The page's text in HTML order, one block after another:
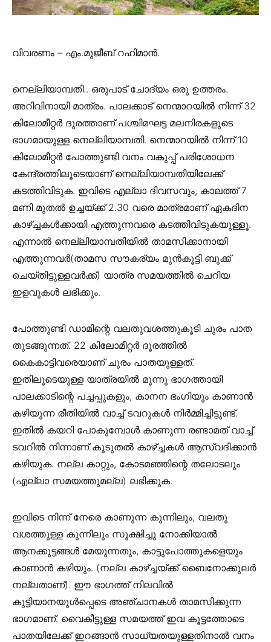
വിവരണം – എം.മുജീബ് റഹിമാൻ.
നെല്ലിയാമ്പതി.. ഒരുപാട് ചോദ്യം ഒരു ഉത്തരം.
അറിവിനായി മാത്രം. പാലക്കാട് നെന്മാറയില്‍ നിന്ന് 32
കിലോമീറ്റര്‍ ദുരത്താണ് പശ്ചിമഘട്ട മലനിരകളുടെ
ഭാഗമായുള്ള നെല്ലിയാമ്പതി. നെന്മാറയില്‍ നിന്ന് 10
കിലോമീറ്റര്‍ പോത്തുണ്ടി വനം വകുപ്പ് പരിശോധന
കേന്ദ്രത്തിലൂടെയാണ് നെല്ലിയാമ്പതിയിലേക്ക്
കടത്തിവിടുക. ഇവിടെ എല്ലാ ദിവസവും, കാലത്ത് 7
മണി മുതല്‍ ഉച്ചയ്ക്ക് 2.30 വരെ മാത്രമാണ് ഏകദിന
കാഴ്ച്ചകള്‍ക്കായി എത്തുന്നവരെ കടത്തിവിടുകയുള്ളൂ.
എന്നാല്‍ നെല്ലിയാമ്പതിയില്‍ താമസിക്കാനായി
എത്തുന്നവര്‍(താമസ സൗകര്യം മുന്‍കൂട്ടി ബുക്ക്
ചെയ്തിട്ടുള്ളവര്‍ക്ക്) യാത്ര സമയത്തില്‍ ചെറിയ
ഇളവുകള്‍ ലഭിക്കും.
പോത്തുണ്ടി ഡാമിന്റെ വലതുവശത്തുകൂടി ചുരം പാത
തുടങ്ങുന്നത്. 22 കിലോമീറ്റര്‍ ദൂരത്തില്‍
കൈകാട്ടിവരെയാണ് ചുരം പാതയുള്ളത്.
ഇതിലൂടെയുള്ള യാത്രയില്‍ മൂന്നു ഭാഗത്തായി
പാലക്കാടിന്റെ പച്ചപ്പുകളും, കാനന ഭംഗിയും കാണാന്‍
കഴിയുന്ന രീതിയില്‍ വാച്ച് ടവറുകള്‍ നിര്‍മ്മിച്ചിട്ടുണ്ട്.
ഇതില്‍ കയറി പോകുമ്പോള്‍ കാണുന്ന രണ്ടാമത് വാച്ച്
ടവറില്‍ നിന്നാണ് കൂടുതല്‍ കാഴ്ച്ചകള്‍ ആസ്വദിക്കാന്‍
കഴിയുക. നല്ല കാറ്റും, കോടമഞ്ഞിന്റെ തലോടലും
(എല്ലാ സമയത്തുമല്ല) ലഭിക്കുക.
ഇവിടെ നിന്ന് നേരെ കാണുന്ന കുന്നിലും, വലതു
വശത്തുള്ള കുന്നിലും സൂക്ഷിച്ചു നോക്കിയാല്‍
ആനക്കൂട്ടങ്ങള്‍ മേയുന്നതും, കാട്ടുപോത്തുകളെയും
കാണാന്‍ കഴിയും. (നല്ല കാഴ്ച്ചയ്ക്ക് ബൈനോക്കുലര്‍
നല്ലതാണ്). ഈ ഭാഗത്ത് നിലവില്‍
കുട്ടിയാനയുള്‍പ്പെടെ അഞ്ചാനകള്‍ താമസിക്കുന്ന
ഭാഗമാണ്. വൈകീട്ടുള്ള സമയത്ത് ഇവ കൂട്ടത്തോടെ
പാതയിലേക്ക് ഇറങ്ങാന്‍ സാധ്യതയുള്ളതിനാല്‍ വനം